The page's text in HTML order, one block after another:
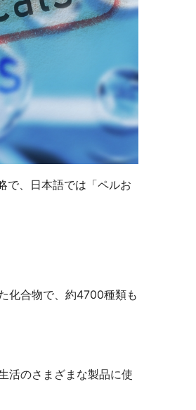
で、日本語では「ペルお
化合物で、約4700種類も
活のさまざまな製品に使